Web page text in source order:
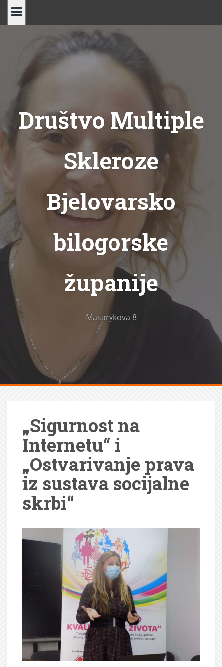
Skip
Društvo Multiple
Skleroze
Bjelovarsko
bilogorske
županije
Masarykova 8
„Sigurnost na
Internetu“ i
„Ostvarivanje prava
iz sustava socijalne
skrbi“